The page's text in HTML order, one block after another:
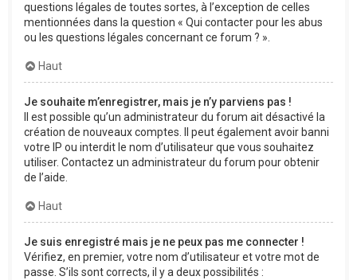
questions légales de toutes sortes, à l’exception de celles
mentionnées dans la question « Qui contacter pour les abus
ou les questions légales concernant ce forum ? ».
Haut
Je souhaite m’enregistrer, mais je n’y parviens pas !
Il est possible qu’un administrateur du forum ait désactivé la
création de nouveaux comptes. Il peut également avoir banni
votre IP ou interdit le nom d’utilisateur que vous souhaitez
utiliser. Contactez un administrateur du forum pour obtenir
de l’aide.
Haut
Je suis enregistré mais je ne peux pas me connecter !
Vérifiez, en premier, votre nom d’utilisateur et votre mot de
passe. S’ils sont corrects, il y a deux possibilités :